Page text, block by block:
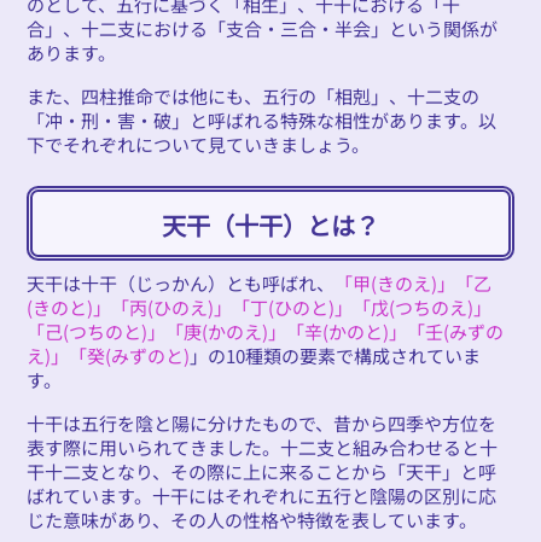
合」、十二支における「支合・三合・半会」という関係が
あります。
また、四柱推命では他にも、五行の「相剋」、十二支の
「冲・刑・害・破」と呼ばれる特殊な相性があります。以
下でそれぞれについて見ていきましょう。
天干（十干）とは？
天干は十干（じっかん）とも呼ばれ、
「甲(きのえ)」「乙
(きのと)」「丙(ひのえ)」「丁(ひのと)」「戊(つちのえ)」
「己(つちのと)」「庚(かのえ)」「辛(かのと)」「壬(みずの
え)」「癸(みずのと) 」の10種類の要素で構成されていま
す。
十干は五行を陰と陽に分けたもので、昔から四季や方位を
表す際に用いられてきました。十二支と組み合わせると十
干十二支となり、その際に上に来ることから「天干」と呼
ばれています。十干にはそれぞれに五行と陰陽の区別に応
じた意味があり、その人の性格や特徴を表しています。